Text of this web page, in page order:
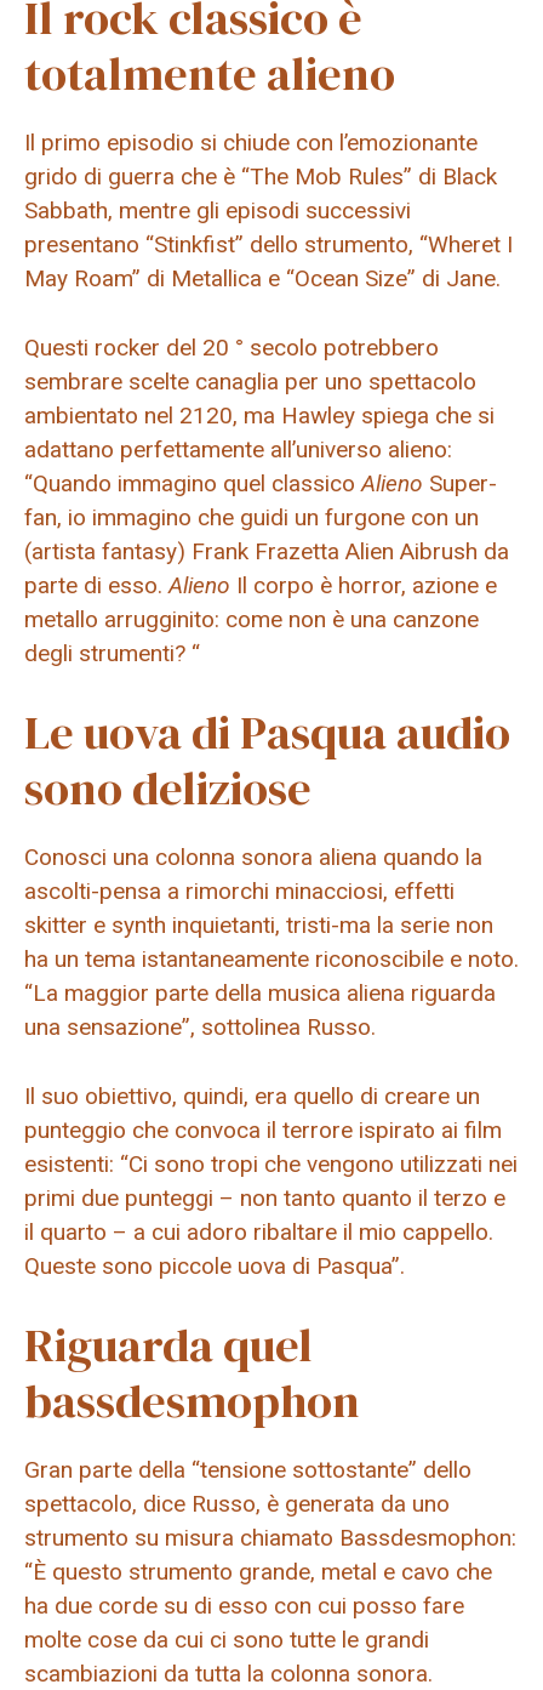
Il rock classico è
totalmente alieno
Il primo episodio si chiude con l’emozionante
grido di guerra che è “The Mob Rules” di Black
Sabbath, mentre gli episodi successivi
presentano “Stinkfist” dello strumento, “Wheret I
May Roam” di Metallica e “Ocean Size” di Jane.
Questi rocker del 20 ° secolo potrebbero
sembrare scelte canaglia per uno spettacolo
ambientato nel 2120, ma Hawley spiega che si
adattano perfettamente all’universo alieno:
“Quando immagino quel classicoAlieno Super-
fan, io immagino che guidi un furgone con un
(artista fantasy) Frank Frazetta Alien Aibrush da
parte di esso.Alieno Il corpo è horror, azione e
metallo arrugginito: come non è una canzone
degli strumenti? “
Le uova di Pasqua audio
sono deliziose
Conosci una colonna sonora aliena quando la
ascolti-pensa a rimorchi minacciosi, effetti
skitter e synth inquietanti, tristi-ma la serie non
ha un tema istantaneamente riconoscibile e noto.
“La maggior parte della musica aliena riguarda
una sensazione”, sottolinea Russo.
Il suo obiettivo, quindi, era quello di creare un
punteggio che convoca il terrore ispirato ai film
esistenti: “Ci sono tropi che vengono utilizzati nei
primi due punteggi – non tanto quanto il terzo e
il quarto – a cui adoro ribaltare il mio cappello.
Queste sono piccole uova di Pasqua”.
Riguarda quel
bassdesmophon
Gran parte della “tensione sottostante” dello
spettacolo, dice Russo, è generata da uno
strumento su misura chiamato Bassdesmophon:
“È questo strumento grande, metal e cavo che
ha due corde su di esso con cui posso fare
molte cose da cui ci sono tutte le grandi
scambiazioni da tutta la colonna sonora.